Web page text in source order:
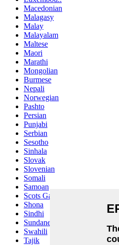
Macedonian
Malagasy
Malay
Malayalam
Maltese
Maori
Marathi
Mongolian
Burmese
Nepali
Norwegian
Pashto
Persian
Punjabi
Serbian
Sesotho
Sinhala
Slovak
Slovenian
Somali
Samoan
Scots Gaelic
Shona
Sindhi
Sundanese
Swahili
Tajik